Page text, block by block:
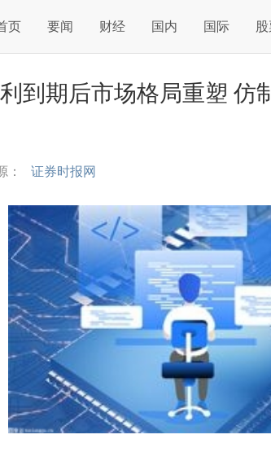
页 要闻 财经 国内 国际
到期后市场格局重塑 仿
： 证券时报网